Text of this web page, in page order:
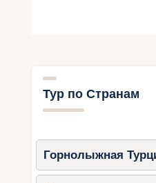
Частный пляж
Wild Wadi
Тематический
Тур по Странам
Горнолыжная